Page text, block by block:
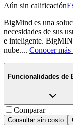
Aún sin calificación
BigMind es una
necesidades de sus
e inteligente.
nube.... Conocer más
Funcionalidades de
Comparar
Consultar sin costo